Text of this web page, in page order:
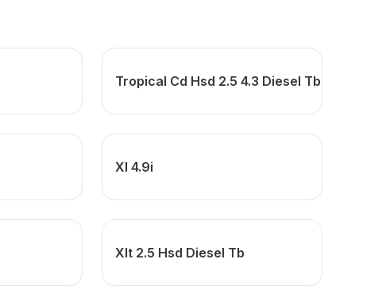
Tropical Cd Hsd 2.5 4.3 Diesel Tb
Xl 4.9i
Xlt 2.5 Hsd Diesel Tb